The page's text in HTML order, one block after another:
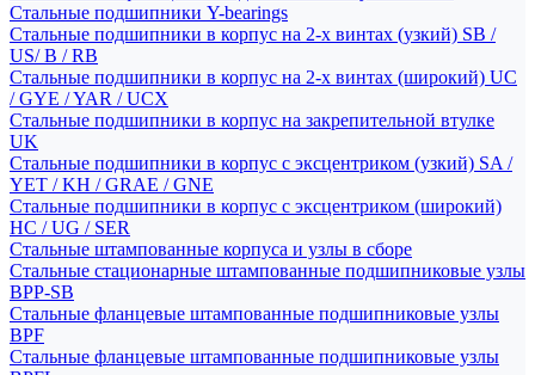
Стальные подшипники Y-bearings
Стальные подшипники в корпус на 2-х винтах (узкий) SB /
US/ B / RB
Стальные подшипники в корпус на 2-х винтах (широкий) UC
/ GYE / YAR / UCX
Стальные подшипники в корпус на закрепительной втулке
UK
Стальные подшипники в корпус с эксцентриком (узкий) SA /
YET / KH / GRAE / GNE
Стальные подшипники в корпус с эксцентриком (широкий)
HC / UG / SER
Стальные штампованные корпуса и узлы в сборе
Стальные стационарные штампованные подшипниковые узлы
BPP-SB
Стальные фланцевые штампованные подшипниковые узлы
BPF
Стальные фланцевые штампованные подшипниковые узлы